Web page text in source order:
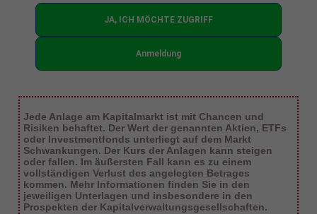
JA, ICH MÖCHTE ZUGRIFF
Anmeldung
Jede Anlage am Kapitalmarkt ist mit Chancen und
Risiken behaftet. Der Wert der genannten Aktien, ETFs
oder Investmentfonds unterliegt auf dem Markt
Schwankungen. Der Kurs der Anlagen kann steigen
oder fallen. Im äußersten Fall kann es zu einem
vollständigen Verlust des angelegten Betrages
kommen. Mehr Informationen finden Sie in den
jeweiligen Unterlagen und insbesondere in den
Prospekten der Kapitalverwaltungsgesellschaften.